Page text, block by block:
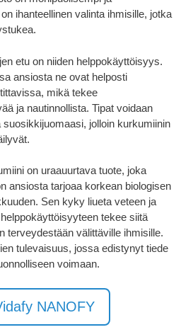
ihanteellinen valinta ihmisille, jotka
etu on niiden helppokäyttöisyys.
ansiosta ne ovat helposti
mikä tekee
ja nautinnollista. Tipat voidaan
suosikkijuomaasi, jolloin kurkumiinin
on uraauurtava tuote, joka
ansiosta tarjoaa korkean biologisen
Sen kyky liueta veteen ja
tekee siitä
terveydestään välittäville ihmisille.
tulevaisuus, jossa edistynyt tiede
voimaan.
NANOFY